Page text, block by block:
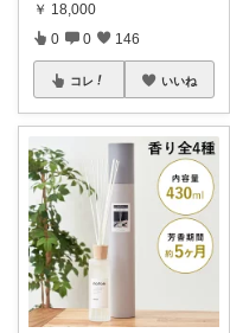
￥ 18,000
0 0 146
コレ いいね